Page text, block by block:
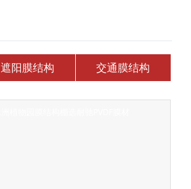
遮阳膜结构 交通膜结构